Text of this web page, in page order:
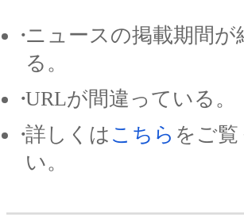
ニュースの掲載期間が
る。
URLが間違っている。
詳しくは こちら をご覧
い。